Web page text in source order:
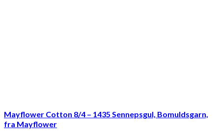
Mayflower Cotton 8/4 – 1435 Sennepsgul, Bomuldsgarn,
fra Mayflower